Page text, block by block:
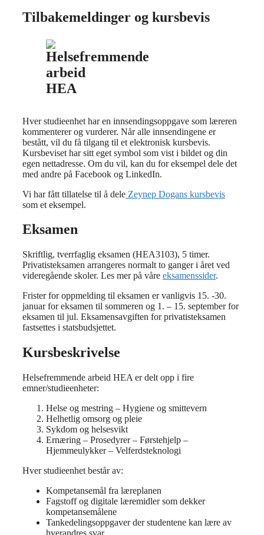
Tilbakemeldinger og kursbevis
Hver studieenhet har en innsendingsoppgave som læreren
kommenterer og vurderer. Når alle innsendingene er
bestått, vil du få tilgang til et elektronisk kursbevis.
Kursbeviset har sitt eget symbol som vist i bildet og din
egen nettadresse. Om du vil, kan du for eksempel dele det
med andre på Facebook og LinkedIn.
Vi har fått tillatelse til å dele Zeynep Dogans kursbevis
som et eksempel.
Eksamen
Skriftlig, tverrfaglig eksamen (HEA3103), 5 timer.
Privatisteksamen arrangeres normalt to ganger i året ved
videregående skoler. Les mer på våre eksamenssider.
Frister for oppmelding til eksamen er vanligvis 15. -30.
januar for eksamen til sommeren og 1. – 15. september for
eksamen til jul. Eksamensavgiften for privatisteksamen
fastsettes i statsbudsjettet.
Kursbeskrivelse
Helsefremmende arbeid HEA er delt opp i fire
emner/studieenheter:
Helse og mestring – Hygiene og smittevern
Helhetlig omsorg og pleie
Sykdom og helsesvikt
Ernæring – Prosedyrer – Førstehjelp –
Hjemmeulykker – Velferdsteknologi
Hver studieenhet består av:
Kompetansemål fra læreplanen
Fagstoff og digitale læremidler som dekker
kompetansemålene
Tankedelingsoppgaver der studentene kan lære av